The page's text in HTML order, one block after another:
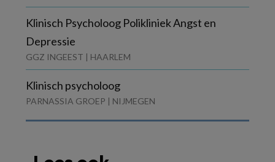
Klinisch Psycholoog Polikliniek Angst en
Depressie
GGZ INGEEST | HAARLEM
Klinisch psycholoog
PARNASSIA GROEP | NIJMEGEN